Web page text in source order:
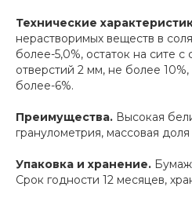
Технические
нерастворимых веществ в
более-5,0%, остаток на сите
отверстий 2 мм, не более
более-6%.
Преимущества. Высокая
гранулометрия, массовая
Упаковка и хранение.
Срок годности 12 месяцев,